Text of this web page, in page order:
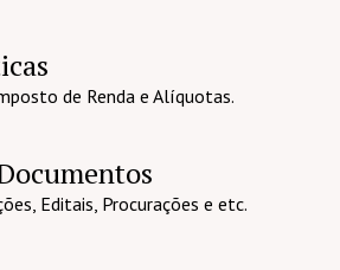
de Renda e Alíquotas.
Editais, Procurações e etc.